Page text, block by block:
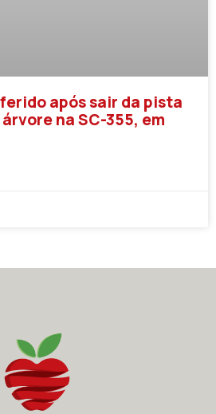
após sair da pista
na SC-355, em